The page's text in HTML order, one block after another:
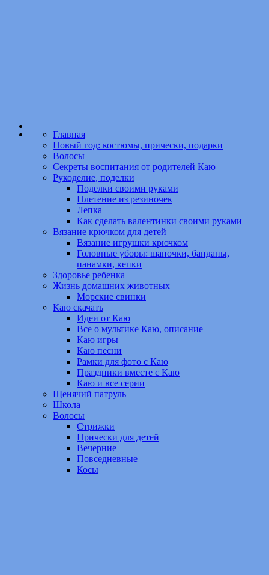
Главная
Новый год: костюмы, прически, подарки
Волосы
Секреты воспитания от родителей Каю
Рукоделие, поделки
Поделки своими руками
Плетение из резиночек
Лепка
Как сделать валентинки своими руками
Вязание крючком для детей
Вязание игрушки крючком
Головные уборы: шапочки, банданы,
панамки, кепки
Здоровье ребенка
Жизнь домашних животных
Морские свинки
Каю скачать
Идеи от Каю
Все о мультике Каю, описание
Каю игры
Каю песни
Рамки для фото с Каю
Праздники вместе с Каю
Каю и все серии
Щенячий патруль
Школа
Волосы
Стрижки
Прически для детей
Вечерние
Повседневные
Косы